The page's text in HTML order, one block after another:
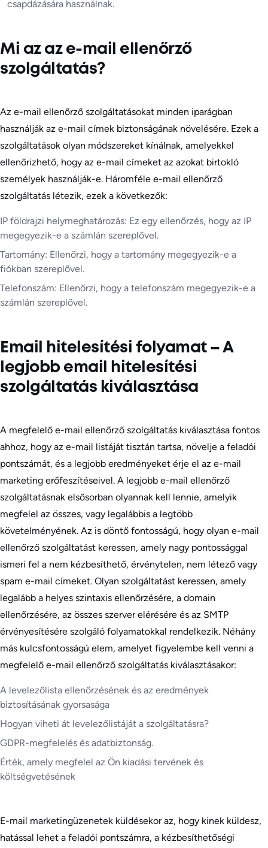
csapdázására használnak.
Mi az az e-mail ellenőrző
szolgáltatás?
Az e-mail ellenőrző szolgáltatásokat minden iparágban
használják az e-mail címek biztonságának növelésére. Ezek a
szolgáltatások olyan módszereket kínálnak, amelyekkel
ellenőrizhető, hogy az e-mail címeket az azokat birtokló
személyek használják-e. Háromféle e-mail ellenőrző
szolgáltatás létezik, ezek a következők:
IP földrajzi helymeghatározás: Ez egy ellenőrzés, hogy az IP
megegyezik-e a számlán szereplővel.
Tartomány: Ellenőrzi, hogy a tartomány megegyezik-e a
fiókban szereplővel.
Telefonszám: Ellenőrzi, hogy a telefonszám megegyezik-e a
számlán szereplővel.
Email hitelesítési folyamat – A
legjobb email hitelesítési
szolgáltatás kiválasztása
A megfelelő e-mail ellenőrző szolgáltatás kiválasztása fontos
ahhoz, hogy az e-mail listáját tisztán tartsa, növelje a feladói
pontszámát, és a legjobb eredményeket érje el az e-mail
marketing erőfeszítéseivel. A legjobb e-mail ellenőrző
szolgáltatásnak elsősorban olyannak kell lennie, amelyik
megfelel az összes, vagy legalábbis a legtöbb
követelményének. Az is döntő fontosságú, hogy olyan e-mail
ellenőrző szolgáltatást keressen, amely nagy pontossággal
ismeri fel a nem kézbesíthető, érvénytelen, nem létező vagy
spam e-mail címeket. Olyan szolgáltatást keressen, amely
legalább a helyes szintaxis ellenőrzésére, a domain
ellenőrzésére, az összes szerver elérésére és az SMTP
érvényesítésére szolgáló folyamatokkal rendelkezik. Néhány
más kulcsfontosságú elem, amelyet figyelembe kell venni a
megfelelő e-mail ellenőrző szolgáltatás kiválasztásakor:
A levelezőlista ellenőrzésének és az eredmények
biztosításának gyorsasága
Hogyan viheti át levelezőlistáját a szolgáltatásra?
GDPR-megfelelés és adatbiztonság.
Érték, amely megfelel az Ön kiadási tervének és
költségvetésének
E-mail marketingüzenetek küldésekor az, hogy kinek küldesz,
hatással lehet a feladói pontszámra, a kézbesíthetőségi